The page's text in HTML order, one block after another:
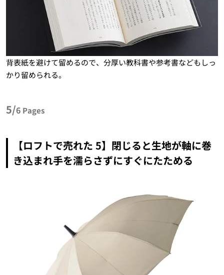
背表紙を避けて留めるので、分厚い教科書や参考書などもしっ
かり留められる。
5/6 Pages
【ロフトで売れた 5】閉じると生地が軸に巻
き込まれ手を濡らさずにすぐにたためる